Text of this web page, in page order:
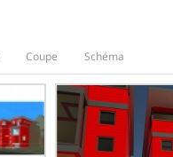
Coupe Schéma